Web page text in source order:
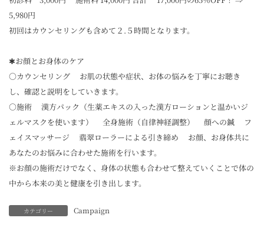
5,980円
初回はカウンセリングも含めて２.５時間となります。
✱お顔とお身体のケア
○カウンセリング お肌の状態や症状、お体の悩みを丁寧にお聴き
し、確認と説明をしていきます。
○施術 漢方パック（生薬エキスの入った漢方ローションと温かいジ
ェルマスクを使います） 全身施術（自律神経調整） 顔への鍼 フ
ェイスマッサージ 翡翠ローラーによる引き締め お顔、お身体共に
あなたのお悩みに合わせた施術を行います。
※お顔の施術だけでなく、身体の状態も合わせて整えていくことで体の
中から本来の美と健康を引き出します。
カテゴリー Campaign